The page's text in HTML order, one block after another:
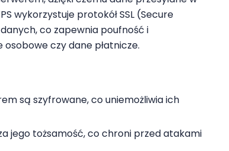
wykorzystuje protokół SSL (Secure
co zapewnia poufność i
czy dane płatnicze.
są szyfrowane, co uniemożliwia ich
jego tożsamość, co chroni przed atakami